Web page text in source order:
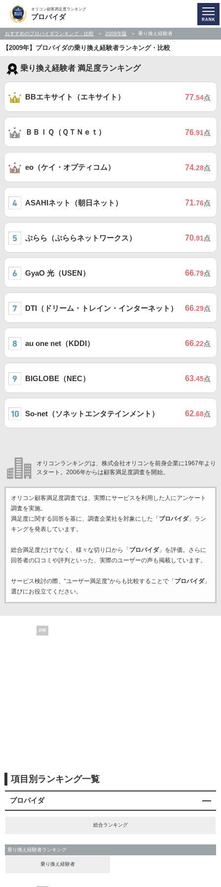
オリコン顧客満足度ランキング
プロバイダ
おすすめのプロバイダランキング・比較 2009年版 乗り換え経験者
【2009年】プロバイダの乗り換え経験者ランキング・比較
乗り換え経験者 満足度ランキング
BBエキサイト（エキサイト） 77.54点
ＢＢＩＱ（ＱＴＮｅｔ） 76.91点
eo（ケイ・オプティコム） 74.28点
ASAHIネット（朝日ネット） 71.76点
ぷらら（ぷららネットワークス） 70.91点
GyaO 光（USEN） 66.79点
DTI（ドリーム・トレイン・インターネット） 66.29点
au one net（KDDI） 66.22点
BIGLOBE（NEC） 63.45点
So-net（ソネットエンタテインメント） 62.68点
オリコンランキングは、株式会社オリコンを前身企業に1967年より
スタート。2006年からは顧客満足度調査を開始。
オリコン顧客満足度調査では、実際にサービスを利用した 人にアンケート
調査を実施。
満足度に関する回答を基に、調査企業社を対象にした「 プロバイダ」ラン
キングを発表しています。
総合満足度だけでなく、様々な切り口から「 プロバイダ」を評価。さらに
回答者の口コミや評判といった、実際のユーザーの声も掲載しています。
サービス検討の際、“ユーザー満足度”からも比較することで「 プロバイダ」
選びにお役立てください。
PR
項目別ランキング一覧
プロバイダ
総合ランキング
乗り換え経験者ランキング
乗り換え経験者